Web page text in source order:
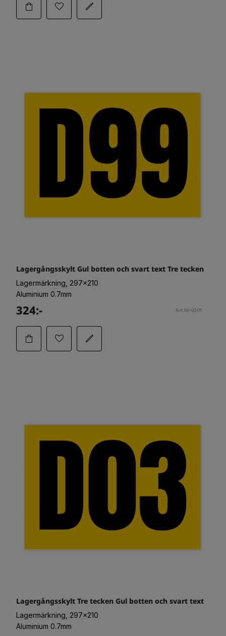
Lagergångsskylt Gul botten och svart text Tre tecken
Lagermärkning, 297x210
Aluminium 0.7mm
324:- Art.16-0201
Lagergångsskylt Tre tecken Gul botten och svart text
Lagermärkning, 297x210
Aluminium 0.7mm